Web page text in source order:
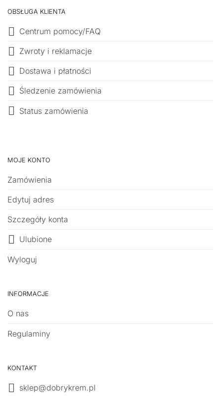
OBSŁUGA KLIENTA
Centrum pomocy/FAQ
Zwroty i reklamacje
Dostawa i płatności
Śledzenie zamówienia
Status zamówienia
MOJE KONTO
Zamówienia
Edytuj adres
Szczegóły konta
Ulubione
Wyloguj
INFORMACJE
O nas
Regulaminy
KONTAKT
sklep@dobrykrem.pl